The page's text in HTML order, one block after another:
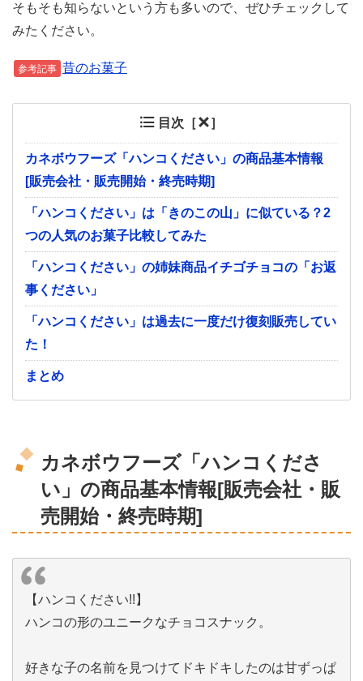
そもそも知らないという方も多いので、ぜひチェックして
みたください。
参考記事 昔のお菓子
目次［ ］
カネボウフーズ「ハンコください」の商品基本情報
[販売会社・販売開始・終売時期]
「ハンコください」は「きのこの山」に似ている？2
つの人気のお菓子比較してみた
「ハンコください」の姉妹商品イチゴチョコの「お返
事ください」
「ハンコください」は過去に一度だけ復刻販売してい
た！
まとめ
カネボウフーズ「ハンコくださ
い」の商品基本情報[販売会社・販
売開始・終売時期]
【ハンコください!!】
ハンコの形のユニークなチョコスナック。
好きな子の名前を見つけてドキドキしたのは甘ずっぱ